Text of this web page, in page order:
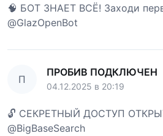
🧠 БОТ ЗНАЕТ ВСЁ! Заходи
@GlazOpenBot
П
ПРОБИВ ПОДКЛЮЧЕН
04.12.2025 в 20:19
🔓 СЕКРЕТНЫЙ ДОСТУП
@BigBaseSearch